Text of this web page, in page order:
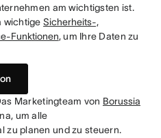
am wichtigsten ist.
wichtigeSicherheits-,
Funktionen, um Ihre Daten zu
Marketingteam von Borussia
um alle
zu planen und zu steuern.